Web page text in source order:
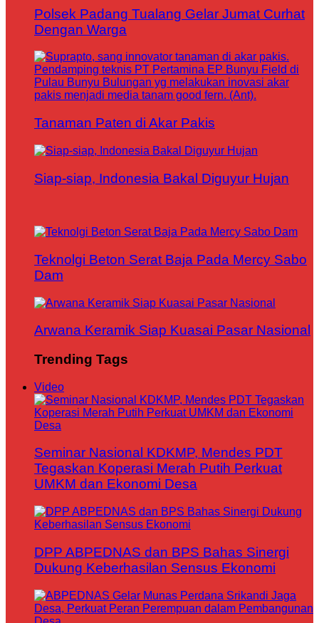
Polsek Padang Tualang Gelar Jumat Curhat
Dengan Warga
Tanaman Paten di Akar Pakis
Siap-siap, Indonesia Bakal Diguyur Hujan
Teknolgi Beton Serat Baja Pada Mercy Sabo
Dam
Arwana Keramik Siap Kuasai Pasar Nasional
Trending Tags
Video
Seminar Nasional KDKMP, Mendes PDT
Tegaskan Koperasi Merah Putih Perkuat
UMKM dan Ekonomi Desa
DPP ABPEDNAS dan BPS Bahas Sinergi
Dukung Keberhasilan Sensus Ekonomi